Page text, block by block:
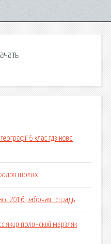
6 клас гдз нова
шолох
2016 рабочая тетрадь
якир полонский мерзляк